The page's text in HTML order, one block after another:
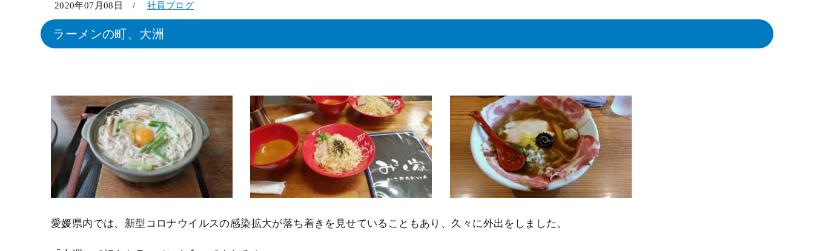
2020年07月08日 / 社員ブログ
ラーメンの町、大洲
愛媛県内では、新型コロナウイルスの感染拡大が落ち着きを見せていることもあり、久々に外出をしました。